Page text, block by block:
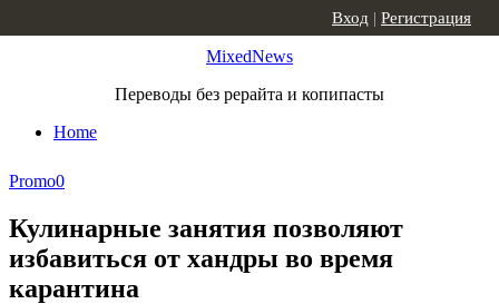
MixedNews
Переводы без рерайта и копипасты
Home
Вход | Регистрация
Promo0
Кулинарные занятия позволяют
избавиться от хандры во время
карантина